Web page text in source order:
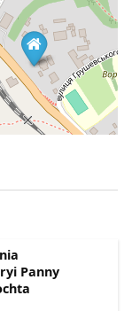
eksponaty
muzeum
hobby
Worochty.
poniedziałek,
od 13:00 do
Panny